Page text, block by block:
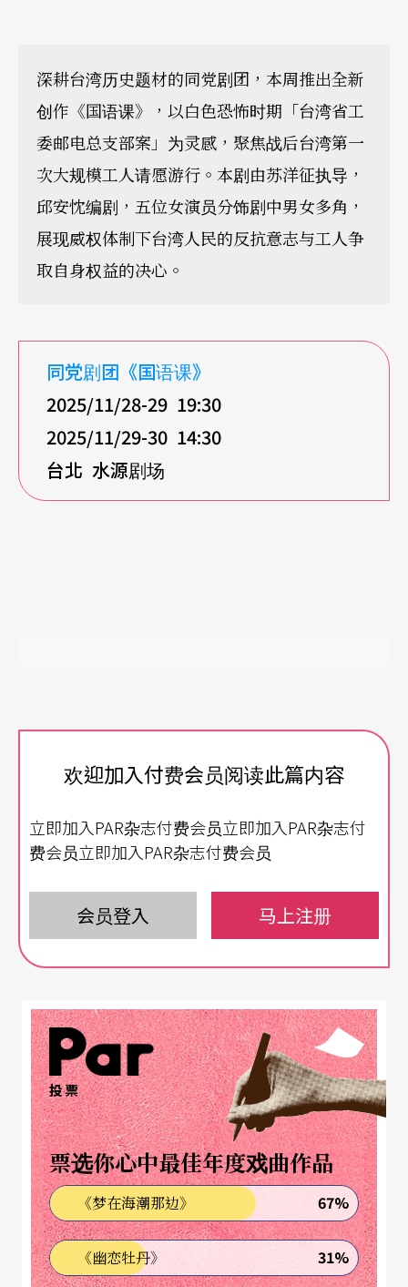
深耕台湾历史题材的同党剧团，本周推出全新
创作《国语课》，以白色恐怖时期「台湾省工
委邮电总支部案」为灵感，聚焦战后台湾第一
次大规模工人请愿游行。本剧由苏洋征执导，
邱安忱编剧，五位女演员分饰剧中男女多角，
展现威权体制下台湾人民的反抗意志与工人争
取自身权益的决心。
同党剧团《国语课》
2025/11/28-29 19:30
2025/11/29-30 14:30
台北 水源剧场
欢迎加入付费会员阅读此篇内容
立即加入PAR杂志付费会员立即加入PAR杂志付
费会员立即加入PAR杂志付费会员
会员登入 马上注册
投票
票选你心中最佳年度戏曲作品
《梦在海潮那边》 67%
《幽恋牡丹》 31%